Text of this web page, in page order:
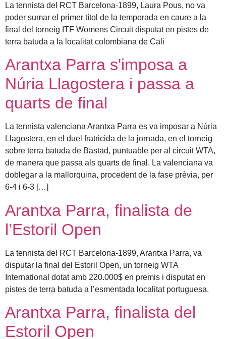
La tennista del RCT Barcelona-1899, Laura Pous, no va
poder sumar el primer títol de la temporada en caure a la
final del torneig ITF Womens Circuit disputat en pistes de
terra batuda a la localitat colombiana de Cali
Arantxa Parra s'imposa a
Núria Llagostera i passa a
quarts de final
La tennista valenciana Arantxa Parra es va imposar a Núria
Llagostera, en el duel fratricida de la jornada, en el torneig
sobre terra batuda de Bastad, puntuable per al circuit WTA,
de manera que passa als quarts de final. La valenciana va
doblegar a la mallorquina, procedent de la fase prèvia, per
6-4 i 6-3 […]
Arantxa Parra, finalista de
l’Estoril Open
La tennista del RCT Barcelona-1899, Arantxa Parra, va
disputar la final del Estoril Open, un torneig WTA
International dotat amb 220.000$ en premis i disputat en
pistes de terra batuda a l’esmentada localitat portuguesa.
Arantxa Parra, finalista del
Estoril Open